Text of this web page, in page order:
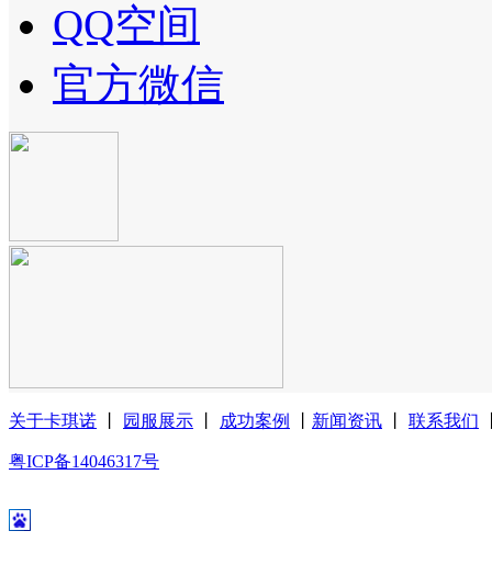
QQ空间
官方微信
关于卡琪诺 园服展示 成功案例 新闻资讯 联系我们
粤ICP备14046317号